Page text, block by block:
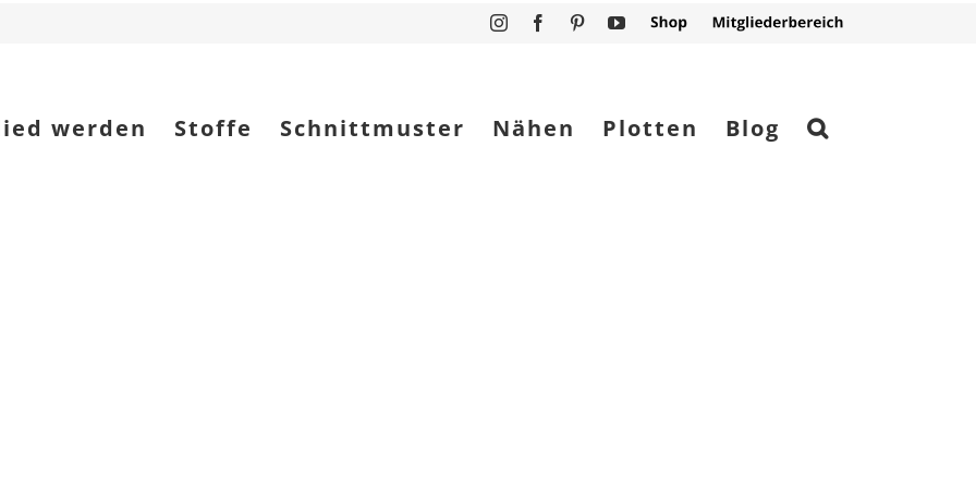
InstagramFacebookPinterestYouTube
Shop Mitgliederbereich
werden Stoffe Schnittmuster Nähen Plotten Blog